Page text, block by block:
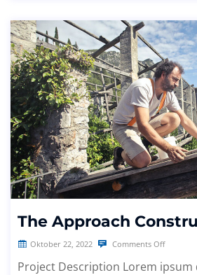
The Approach
Oktober 22, 2022 Comments Off
Project Description Lorem